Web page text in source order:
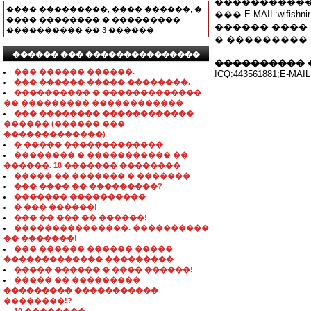
���� ���������, ���� ������, �
���� �������� � ���������
���������� �� 3 ������.
������ ��� ���������������
��� ������ ������.
��� ������ ����� ��������.
���������� � �������������
�� ��������� ������������
��� �������� ������������
������ (������ ���
�������������)
� ����� �������������
�������� � ����������� ��
������. 10 ������� ��������
����� �� ������� � �������
��� ���� �� ���������?
������� ����������
� ��� ������!
��� �� ��� �� ������!
���������������. ����������
�� �������!
��� ������ ������ �����
������������� ���������
����� ������ � ���� ������!
����� �� ���������
��������� �����������
��������!?
��� E-
������ ����
� ���������
����������
ICQ:443561881;E-